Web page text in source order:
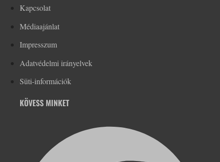
Kapcsolat
Médiaajánlat
Impresszum
Adatvédelmi irányelvek
Süti-információk
KÖVESS MINKET